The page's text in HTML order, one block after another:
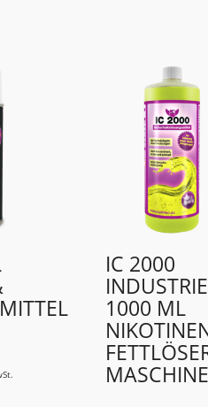
IC 2000
1000 ML